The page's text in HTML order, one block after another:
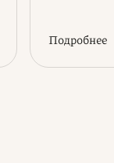
Подробнее